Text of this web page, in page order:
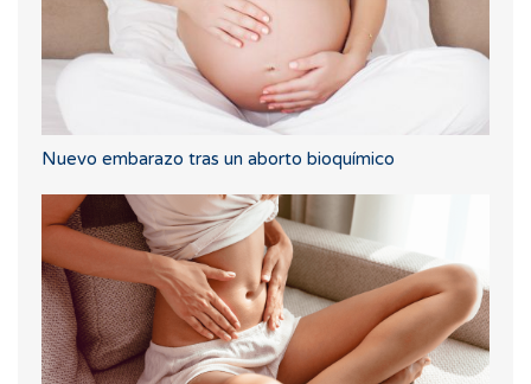
Nuevo embarazo tras un aborto bioquímico